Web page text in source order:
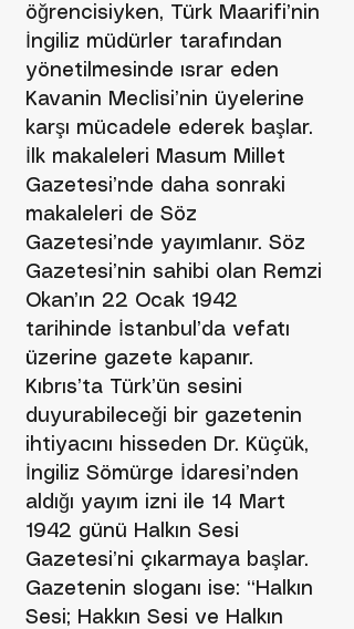
öğrencisiyken, Türk Maarifi’nin
İngiliz müdürler tarafından
yönetilmesinde ısrar eden
Kavanin Meclisi’nin üyelerine
karşı mücadele ederek başlar.
İlk makaleleri Masum Millet
Gazetesi’nde daha sonraki
makaleleri de Söz
Gazetesi’nde yayımlanır. Söz
Gazetesi’nin sahibi olan Remzi
Okan’ın 22 Ocak 1942
tarihinde İstanbul’da vefatı
üzerine gazete kapanır.
Kıbrıs’ta Türk’ün sesini
duyurabileceği bir gazetenin
ihtiyacını hisseden Dr. Küçük,
İngiliz Sömürge İdaresi’nden
aldığı yayım izni ile 14 Mart
1942 günü Halkın Sesi
Gazetesi’ni çıkarmaya başlar.
Gazetenin sloganı ise: “Halkın
Sesi; Hakkın Sesi ve Halkın